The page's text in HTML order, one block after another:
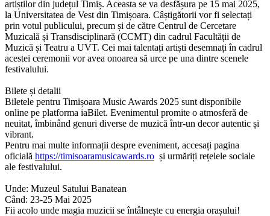
artiștilor din județul Timiș. Aceasta se va desfășura pe 15 mai 2025,
la Universitatea de Vest din Timișoara. Câștigătorii vor fi selectați
prin votul publicului, precum și de către Centrul de Cercetare
Muzicală și Transdisciplinară (CCMT) din cadrul Facultății de
Muzică și Teatru a UVT. Cei mai talentați artiști desemnați în cadrul
acestei ceremonii vor avea onoarea să urce pe una dintre scenele
festivalului.
Bilete și detalii
Biletele pentru Timișoara Music Awards 2025 sunt disponibile
online pe platforma iaBilet. Evenimentul promite o atmosferă de
neuitat, îmbinând genuri diverse de muzică într-un decor autentic și
vibrant.
Pentru mai multe informații despre eveniment, accesați pagina
oficială https://timisoaramusicawards.ro și urmăriți rețelele sociale
ale festivalului.
Unde: Muzeul Satului Banatean
Când: 23-25 Mai 2025
Fii acolo unde magia muzicii se întâlnește cu energia orașului!